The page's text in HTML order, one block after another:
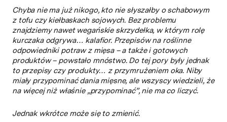
Chyba nie ma już nikogo, kto nie słyszałby o schabowym
z tofu czy kiełbaskach sojowych. Bez problemu
znajdziemy nawet wegańskie skrzydełka, w którym rolę
kurczaka odgrywa… kalafior. Przepisów na roślinne
odpowiedniki potraw z mięsa – a także i gotowych
produktów – powstało mnóstwo. Do tej pory były jednak
to przepisy czy produkty… z przymrużeniem oka. Niby
miały przypominać dania mięsne, ale wszyscy wiedzieli, że
na więcej niż właśnie „przypominać”, nie ma co liczyć.
Jednak wkrótce może się to zmienić.